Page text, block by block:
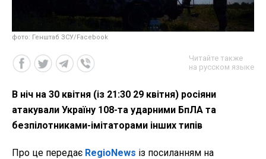
фото: Генштаб ЗСУ/Facebook
Читайте также
на русском языке
В ніч на 30 квітня (із 21:30 29 квітня) росіяни
атакували Україну 108-та ударними БпЛА та
безпілотниками-імітаторами інших типів
Про це передає RegioNews із посиланням на